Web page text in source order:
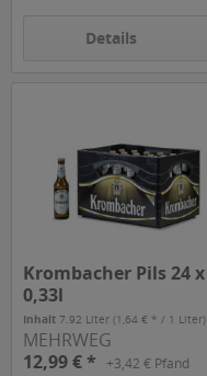
Details
Krombacher Pils 24 x
0,33l
Inhalt7.92 Liter(1,64 € * / 1 Liter)
MEHRWEG
12,99 € *
+3,42 € Pfand